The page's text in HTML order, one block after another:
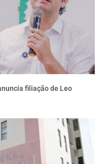
filiação de Leo